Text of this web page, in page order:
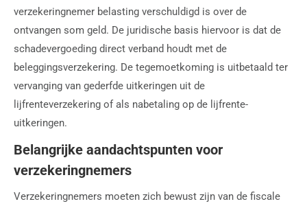
verzekeringnemer belasting verschuldigd is over de
ontvangen som geld. De juridische basis hiervoor is dat de
schadevergoeding direct verband houdt met de
beleggingsverzekering. De tegemoetkoming is uitbetaald ter
vervanging van gederfde uitkeringen uit de
lijfrenteverzekering of als nabetaling op de lijfrente-
uitkeringen.
Belangrijke aandachtspunten voor
verzekeringnemers
Verzekeringnemers moeten zich bewust zijn van de fiscale